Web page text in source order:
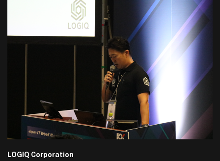
LOGIQ Corporation